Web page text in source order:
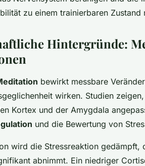
zu einem trainierbaren
Hintergründe:
bewirkt messbare
wirken. Studien
Kortex und der Amygdala
und die Bewertung von
wird die Stressreaktion gedämpft,
abnimmt. Ein niedriger